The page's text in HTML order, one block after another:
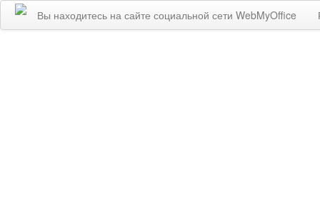
Вы находитесь на сайте социальной сети WebMyOffice